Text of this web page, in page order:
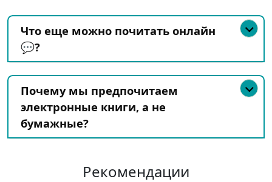
Что еще можно почитать онлайн
💬?
Почему мы предпочитаем
электронные книги, а не
бумажные?
Рекомендации